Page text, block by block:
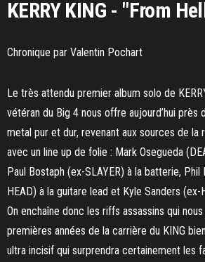
KERRY KING - "From
Chronique par Valentin Pochart
Le très attendu premier album solo de
vétéran du Big 4 nous offre aujourd’hui près
metal pur et dur, revenant aux sources de la
avec un line up de folie : Mark Osegueda
Paul Bostaph (ex-SLAYER) à la batterie,
HEAD) à la guitare lead et Kyle Sanders (ex-
On enchaîne donc les riffs assassins qui
premières années de la carrière du KING
ultra incisif qui surprendra certainement les